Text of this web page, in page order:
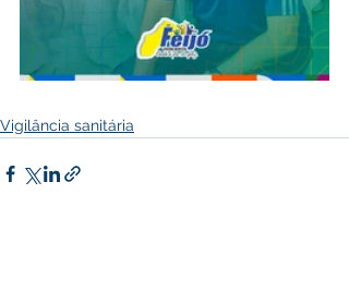
Vigilância sanitária